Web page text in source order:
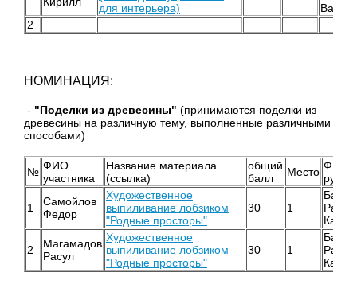
для интерьера)
2
НОМИНАЦИЯ:
- "Поделки из древесины" (принимаются поделки из
древесины на различную тему, выполненные различными
способами)
№ ФИО
участника
Название материала
(ссылка)
общий
балл
Место ФИО
1
Самойлов
Федор
Художественное
выпиливание лобзиком
"Родные просторы"
30 1
2
Магамадов
Расул
Художественное
выпиливание лобзиком
"Родные просторы"
30 1